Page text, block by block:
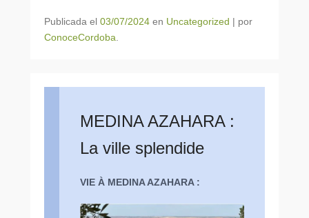
Publicada el 03/07/2024 en Uncategorized | por
ConoceCordoba
MEDINA AZAHARA :
La ville splendide
VIE À MEDINA AZAHARA :